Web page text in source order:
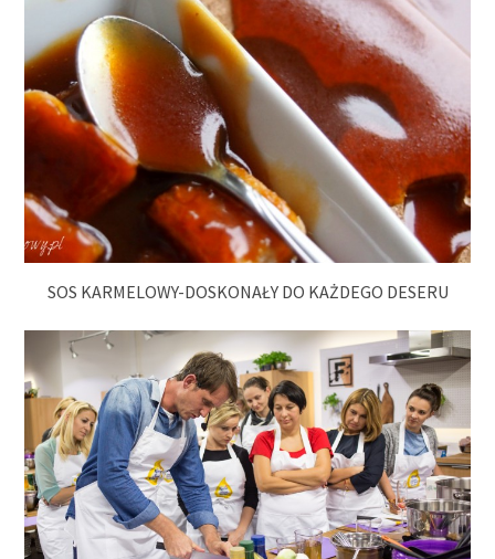
SOS KARMELOWY-DOSKONAŁY DO KAŻDEGO DESERU